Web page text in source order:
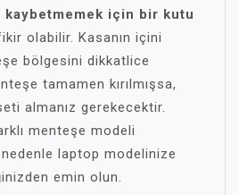
kaybetmemek için bir kutu
olabilir. Kasanın içini
bölgesini dikkatlice
tamamen kırılmışsa,
almanız gerekecektir.
menteşe modeli
laptop modelinize
emin olun.